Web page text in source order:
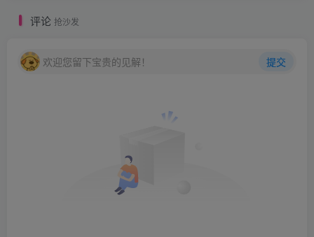
评论 抢沙发
欢迎您留下宝贵的见解！ 提交